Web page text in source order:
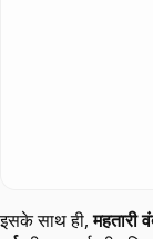
इसके साथ ही,महतारी